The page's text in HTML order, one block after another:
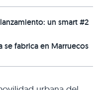
un smart #2
se fabrica en Marruecos